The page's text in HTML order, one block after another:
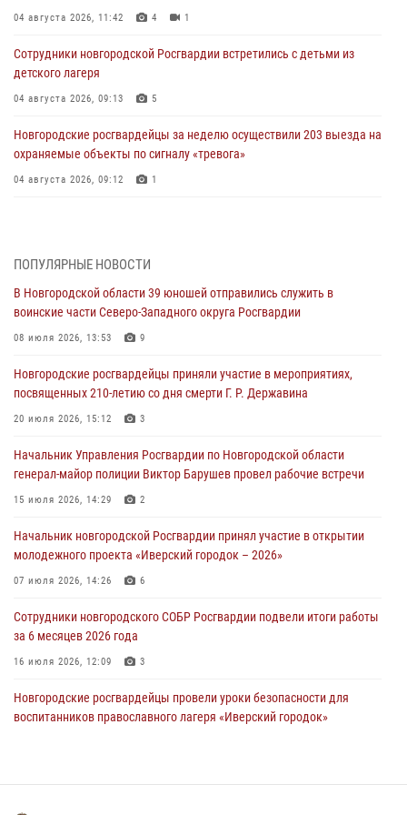
04 августа 2026, 11:42 4 1
Сотрудники новгородской Росгвардии встретились с детьми из
детского лагеря
04 августа 2026, 09:13 5
Новгородские росгвардейцы за неделю осуществили 203 выезда на
охраняемые объекты по сигналу «тревога»
04 августа 2026, 09:12 1
В Великом Новгороде сотрудники центра лицензионно-
разрешительной работы Росгвардии провели телефонную «горячую
30 июля 2026, 14:36 1
Новгородские росгвардейцы рассказали о службе детям из летнего
30 июля 2026, 08:40 5
Новгородские росгвардейцы задержали мужчину
Телесюжет в программе "Новгородское областное телевидение.
Новости часа." от 29 июля 2026 года. Новгородские призывники
29 июля 2026, 12:54 1
ПОПУЛЯРНЫЕ НОВОСТИ
В Новгородской области 39 юношей отправились служить в
воинские части Северо-Западного округа Росгвардии
08 июля 2026, 13:53 9
Новгородские росгвардейцы приняли участие в мероприятиях,
посвященных 210-летию со дня смерти Г. Р. Державина
20 июля 2026, 15:12 3
Начальник Управления Росгвардии по Новгородской области
генерал-майор полиции Виктор Барушев провел рабочие встречи
15 июля 2026, 14:29 2
Начальник новгородской Росгвардии принял участие в открытии
молодежного проекта «Иверский городок – 2026»
07 июля 2026, 14:26 6
Сотрудники новгородского СОБР Росгвардии подвели итоги работы
за 6 месяцев 2026 года
16 июля 2026, 12:09 3
Новгородские росгвардейцы провели уроки безопасности для
воспитанников православного лагеря «Иверский городок»